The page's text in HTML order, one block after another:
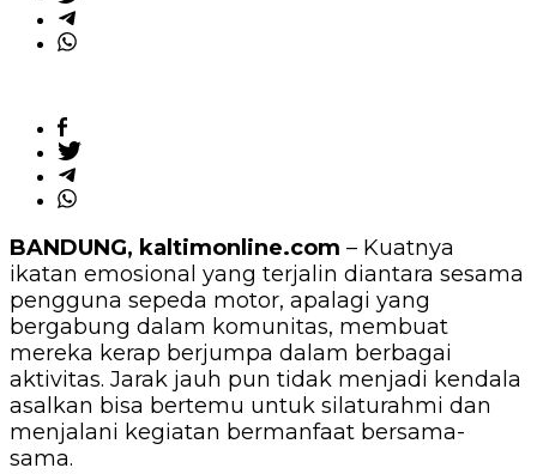
BANDUNG, kaltimonline.com – Kuatnya
ikatan emosional yang terjalin diantara sesama
pengguna sepeda motor, apalagi yang
bergabung dalam komunitas, membuat
mereka kerap berjumpa dalam berbagai
aktivitas. Jarak jauh pun tidak menjadi kendala
asalkan bisa bertemu untuk silaturahmi dan
menjalani kegiatan bermanfaat bersama-
sama.